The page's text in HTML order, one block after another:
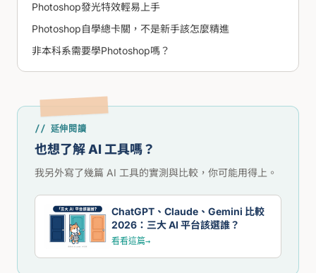
Photoshop發光特效輕易上手
Photoshop自學總卡關，不是新手該怎麼精進
非本科系需要學Photoshop嗎？
// 延伸閱讀
也想了解 AI 工具嗎？
我另外寫了幾篇 AI 工具的實測與比較，你可能用得上。
ChatGPT、Claude、Gemini 比較
2026：三大 AI 平台該選誰？
看看這篇→